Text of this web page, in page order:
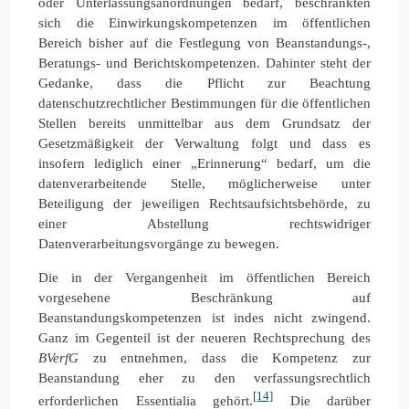
sich die Einwirkungskompetenzen im öffentlichen
Bereich bisher auf die Festlegung von Beanstandungs-,
Beratungs- und Berichtskompetenzen. Dahinter steht der
Gedanke, dass die Pflicht zur Beachtung
datenschutzrechtlicher Bestimmungen für die öffentlichen
Stellen bereits unmittelbar aus dem Grundsatz der
Gesetzmäßigkeit der Verwaltung folgt und dass es
insofern lediglich einer „Erinnerung“ bedarf, um die
datenverarbeitende Stelle, möglicherweise unter
Beteiligung der jeweiligen Rechtsaufsichtsbehörde, zu
einer Abstellung rechtswidriger
Datenverarbeitungsvorgänge zu bewegen.
Die in der Vergangenheit im öffentlichen Bereich
vorgesehene Beschränkung auf
Beanstandungskompetenzen ist indes nicht zwingend.
Ganz im Gegenteil ist der neueren Rechtsprechung des
BVerfG zu entnehmen, dass die Kompetenz zur
Beanstandung eher zu den verfassungsrechtlich
erforderlichen Essentialia gehört.[14] Die darüber